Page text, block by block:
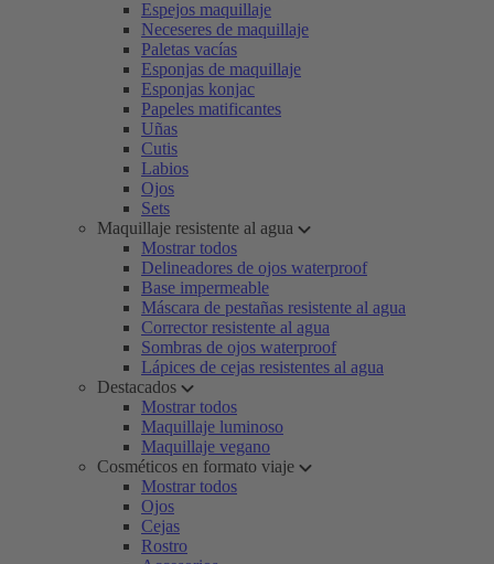
Espejos maquillaje
Neceseres de maquillaje
Paletas vacías
Esponjas de maquillaje
Esponjas konjac
Papeles matificantes
Uñas
Cutis
Labios
Ojos
Sets
Maquillaje resistente al agua
Mostrar todos
Delineadores de ojos waterproof
Base impermeable
Máscara de pestañas resistente al agua
Corrector resistente al agua
Sombras de ojos waterproof
Lápices de cejas resistentes al agua
Destacados
Mostrar todos
Maquillaje luminoso
Maquillaje vegano
Cosméticos en formato viaje
Mostrar todos
Ojos
Cejas
Rostro